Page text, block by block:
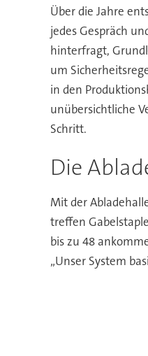
Über die Jahre
jedes Gespräch
hinterfragt,
um
in den
unübersichtliche
Schritt.
Die
Mit der
treffen
bis zu 48
„Unser System